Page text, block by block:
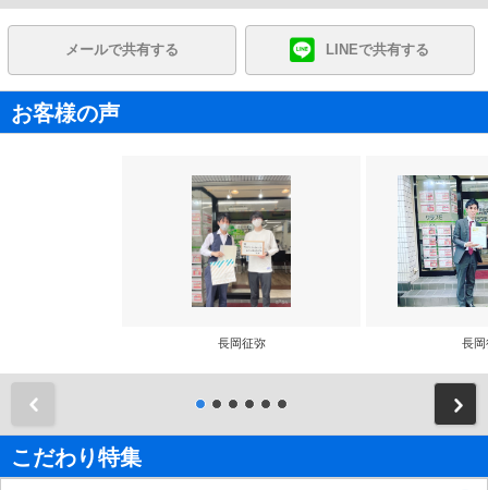
メールで共有する LINEで共有する
お客様の声
長岡征弥 長岡
こだわり特集